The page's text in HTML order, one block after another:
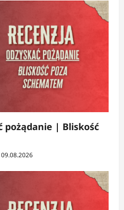
pożądanie | Bliskość
09.08.2026